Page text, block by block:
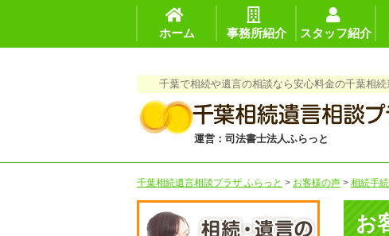
ホーム 事務所紹介 スタッフ紹介
千葉で相続や遺言の相談なら安心料金の千葉相
運営：司法書士法人ふらっと
千葉相続遺言相談プラザ ふらっと > お客様の声 > 相続手
お